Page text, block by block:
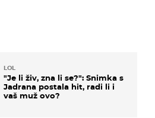
LOL
"Je li živ, zna li se?": Snimka s
Jadrana postala hit, radi li i
vaš muž ovo?